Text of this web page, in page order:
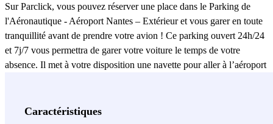
Sur Parclick, vous pouvez réserver une place dans le Parking de
l'Aéronautique - Aéroport Nantes – Extérieur et vous garer en toute
tranquillité avant de prendre votre avion ! Ce parking ouvert 24h/24
et 7j/7 vous permettra de garer votre voiture le temps de votre
absence. Il met à votre disposition une navette pour aller à l’aéroport
n’aurez donc pas à penser à ses horaires : ils s’adaptent aux vôtres !
Caractéristiques